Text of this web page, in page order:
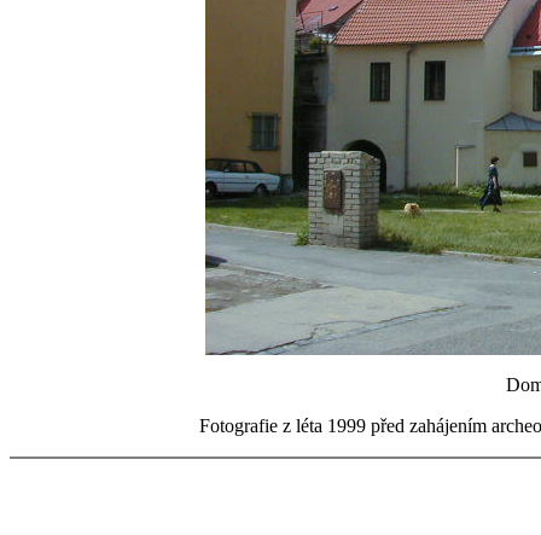
Fotografie z léta 1999 před zahájením